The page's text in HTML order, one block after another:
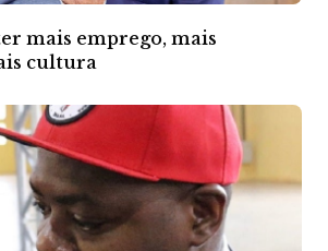
mais emprego, mais
cultura